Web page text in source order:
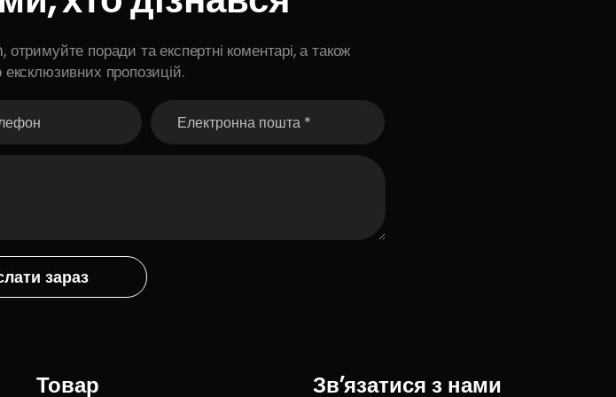
поради та експертні коментарі, а також
пропозицій.
зараз
Товар Зв’язатися з нами